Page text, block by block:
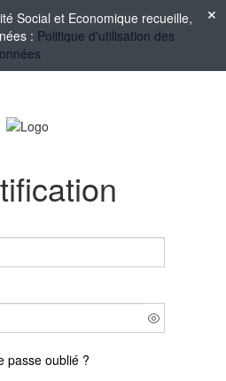
Social et Economique recueille,
: Politique d'utilisation des
passe oublié ?